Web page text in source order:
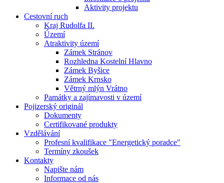
Aktivity projektu
Cestovní ruch
Kraj Rudolfa II.
Území
Atraktivity území
Zámek Stránov
Rozhledna Kostelní Hlavno
Zámek Byšice
Zámek Krnsko
Větrný mlýn Vrátno
Památky a zajímavosti v území
Pojizerský originál
Dokumenty
Certifikované produkty
Vzdělávání
Profesní kvalifikace "Energetický poradce"
Termíny zkoušek
Kontakty
Napište nám
Informace od nás